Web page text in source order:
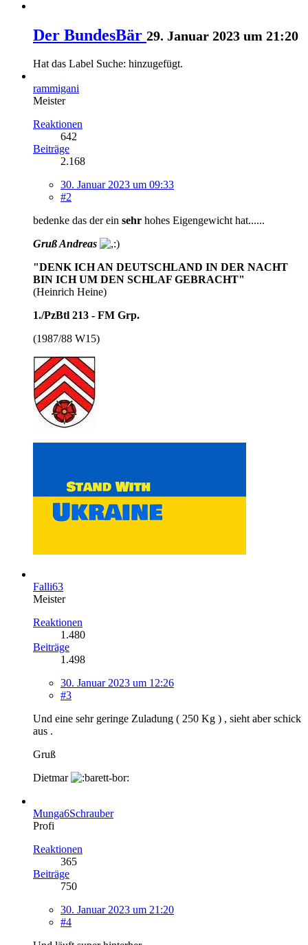
Der BundesBär 29. Januar 2023 um 21:20
Hat das Label Suche: hinzugefügt.
rammigani
Meister
Reaktionen
642
Beiträge
2.168
30. Januar 2023 um 09:33
#2
bedenke das der ein sehr hohes Eigengewicht hat......
Gruß Andreas
"DENK ICH AN DEUTSCHLAND IN DER NACHT
BIN ICH UM DEN SCHLAF GEBRACHT"
(Heinrich Heine)
1./PzBtl 213 - FM Grp.
(1987/88 W15)
Falli63
Meister
Reaktionen
1.480
Beiträge
1.498
30. Januar 2023 um 12:26
#3
Und eine sehr geringe Zuladung ( 250 Kg ) , sieht aber schick
aus .
Gruß
Dietmar
Munga6Schrauber
Profi
Reaktionen
365
Beiträge
750
30. Januar 2023 um 21:20
#4